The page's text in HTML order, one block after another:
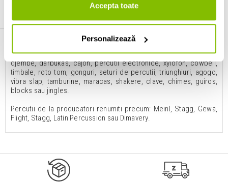
Accepta toate
Personalizează
Oferta Magazinului de Muzica Zeedo Shop cuprinde toata gama
de instrumente muzicale de percutie precum: conga, bongo,
djembe, darbukas, cajon, percutii electronice, xylofon, cowbell,
timbale, roto tom, gonguri, seturi de percutii, triunghiuri, agogo,
vibra slap, tamburine, maracas, shakere, clave, chimes, guiros,
blocks sau jingles.
Percutii de la producatori renumiti precum: Meinl, Stagg, Gewa,
Flight, Stagg, Latin Percussion sau Dimavery.